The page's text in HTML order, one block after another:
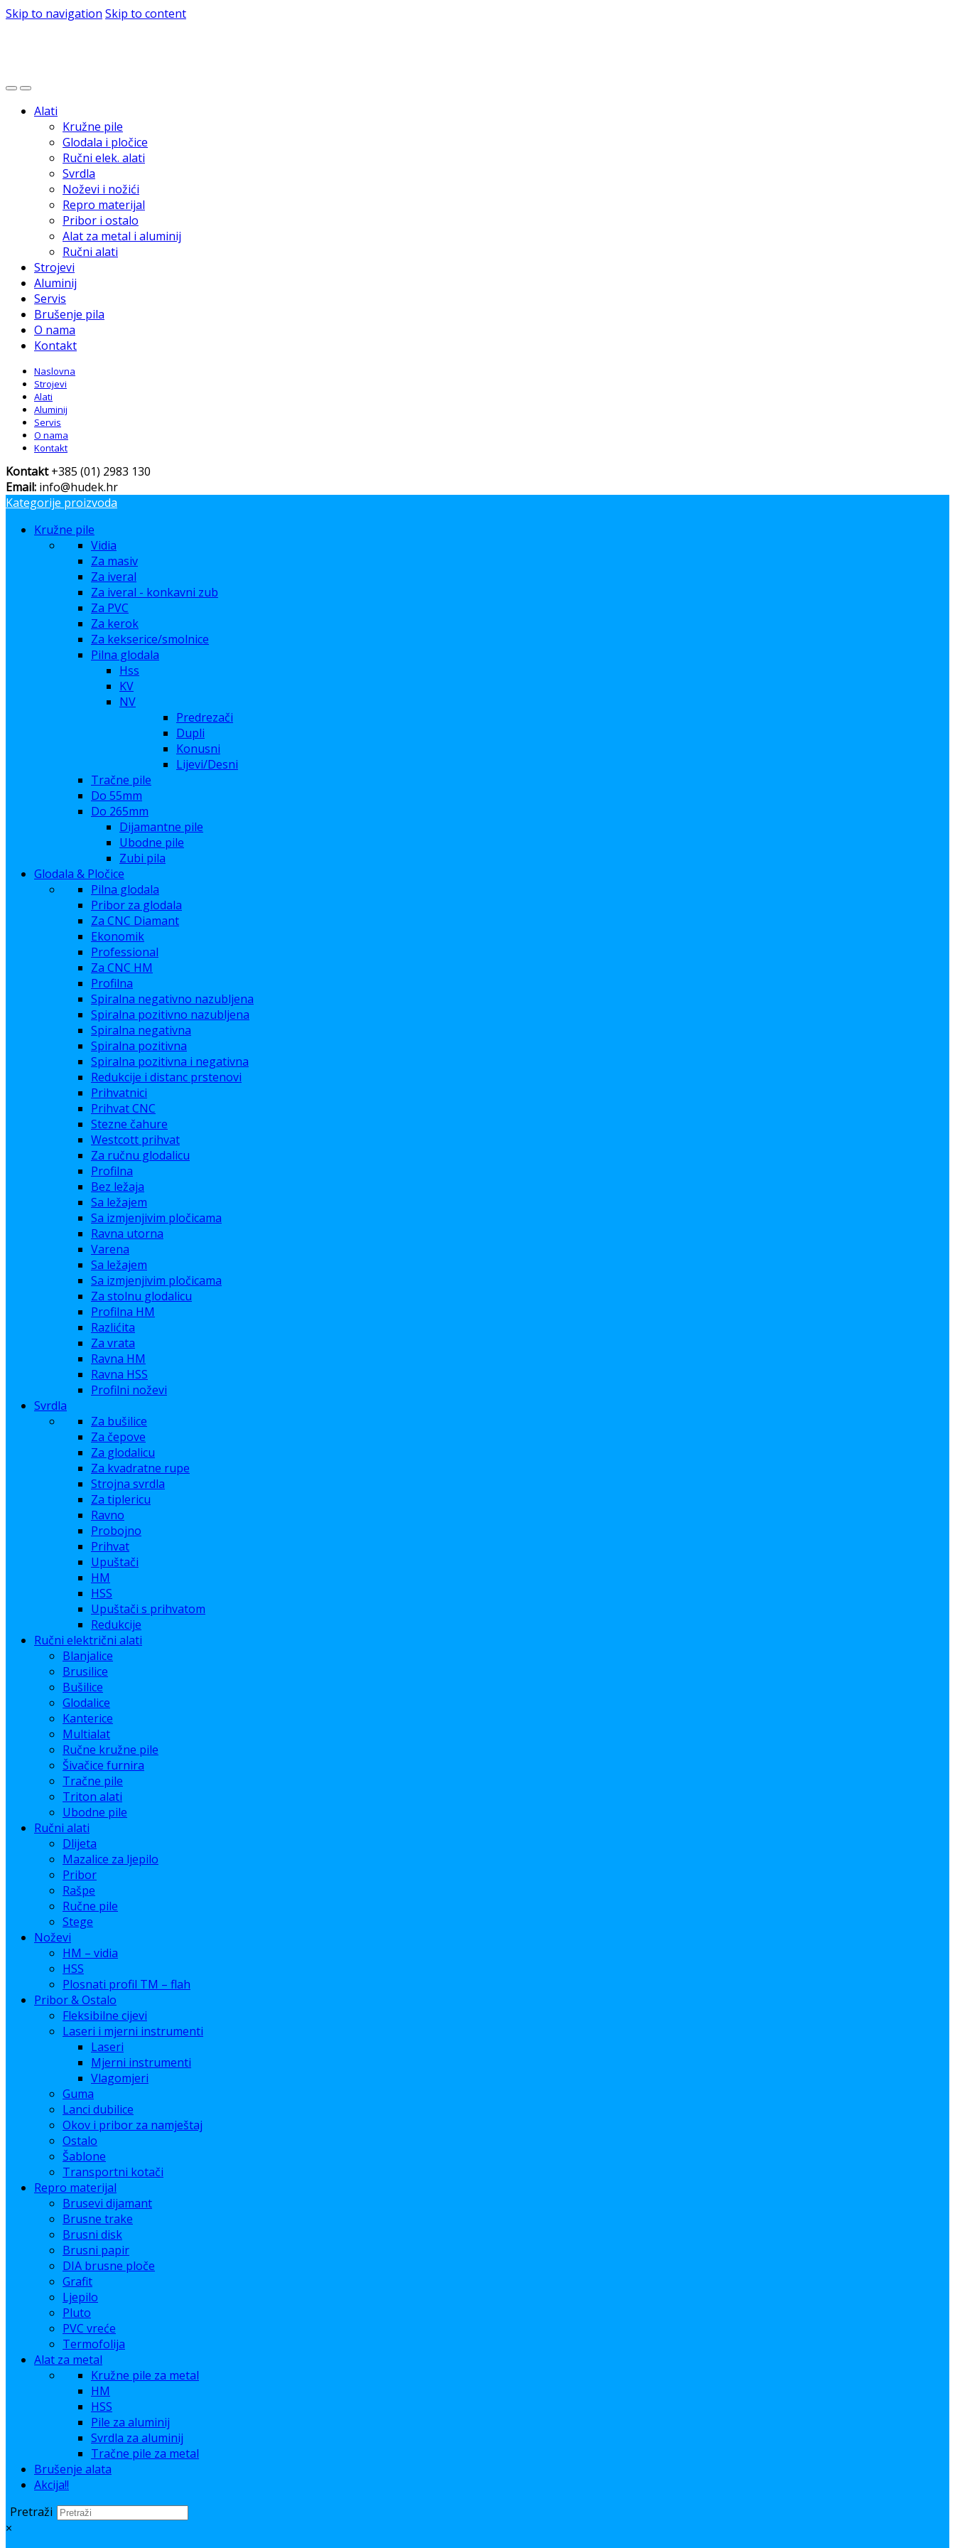
Skip to navigation Skip to content
Alati
Kružne pile
Glodala i pločice
Ručni elek. alati
Svrdla
Noževi i nožići
Repro materijal
Pribor i ostalo
Alat za metal i aluminij
Ručni alati
Strojevi
Aluminij
Servis
Brušenje pila
O nama
Kontakt
Naslovna
Strojevi
Alati
Aluminij
Servis
O nama
Kontakt
Kontakt+385 (01) 2983 130
Email: info@hudek.hr
Kategorije proizvoda
Kružne pile
Vidia
Za masiv
Za iveral
Za iveral - konkavni zub
Za PVC
Za kerok
Za kekserice/smolnice
Pilna glodala
Hss
KV
NV
Predrezači
Dupli
Konusni
Lijevi/Desni
Tračne pile
Do 55mm
Do 265mm
Dijamantne pile
Ubodne pile
Zubi pila
Glodala & Pločice
Pilna glodala
Pribor za glodala
Za CNC Diamant
Ekonomik
Professional
Za CNC HM
Profilna
Spiralna negativno nazubljena
Spiralna pozitivno nazubljena
Spiralna negativna
Spiralna pozitivna
Spiralna pozitivna i negativna
Redukcije i distanc prstenovi
Prihvatnici
Prihvat CNC
Stezne čahure
Westcott prihvat
Za ručnu glodalicu
Profilna
Bez ležaja
Sa ležajem
Sa izmjenjivim pločicama
Ravna utorna
Varena
Sa ležajem
Sa izmjenjivim pločicama
Za stolnu glodalicu
Profilna HM
Razlićita
Za vrata
Ravna HM
Ravna HSS
Profilni noževi
Svrdla
Za bušilice
Za čepove
Za glodalicu
Za kvadratne rupe
Strojna svrdla
Za tiplericu
Ravno
Probojno
Prihvat
Upuštači
HM
HSS
Upuštači s prihvatom
Redukcije
Ručni električni alati
Blanjalice
Brusilice
Bušilice
Glodalice
Kanterice
Multialat
Ručne kružne pile
Šivačice furnira
Tračne pile
Triton alati
Ubodne pile
Ručni alati
Dlijeta
Mazalice za ljepilo
Pribor
Rašpe
Ručne pile
Stege
Noževi
HM – vidia
HSS
Plosnati profil TM – flah
Pribor & Ostalo
Fleksibilne cijevi
Laseri i mjerni instrumenti
Laseri
Mjerni instrumenti
Vlagomjeri
Guma
Lanci dubilice
Okov i pribor za namještaj
Ostalo
Šablone
Transportni kotači
Repro materijal
Brusevi dijamant
Brusne trake
Brusni disk
Brusni papir
DIA brusne ploče
Grafit
Ljepilo
Pluto
PVC vreće
Termofolija
Alat za metal
Kružne pile za metal
HM
HSS
Pile za aluminij
Svrdla za aluminij
Tračne pile za metal
Brušenje alata
Akcija!!
Pretraži
×